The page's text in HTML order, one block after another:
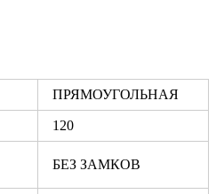
ПРЯМОУГОЛЬНАЯ
120
БЕЗ ЗАМКОВ